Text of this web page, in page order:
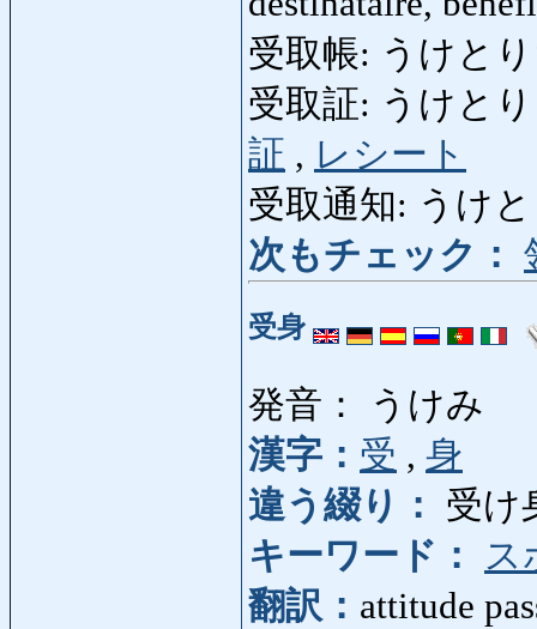
受取帳: うけと
受取証: うけとり
証 , レシート
受取通知: うけと
次もチェック：
受身
発音： うけみ
漢字： 受 , 身
違う綴り：
受け
キーワード：
ス
翻訳： attitude